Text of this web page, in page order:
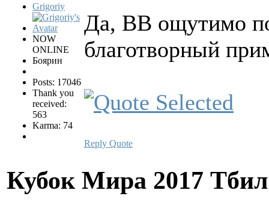
Grigoriy
NOW
ONLINE
Боярин
Posts: 17046
Thank you
received:
563
Karma: 74
Да, ВВ ощутимо
благотворный
Reply Quote
Кубок Мира 2017